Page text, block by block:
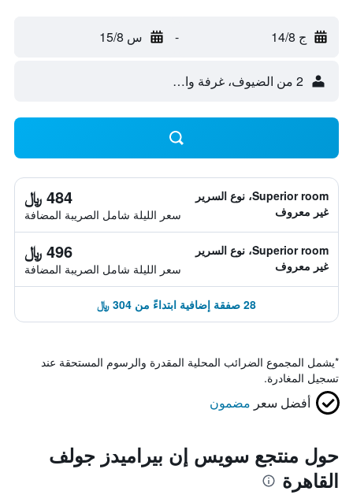
ج 14/8 - س 15/8
2 من الضيوف، غرفة واحدة
Superior room، نوع السرير
غير معروف
484 ﷼
سعر الليلة شامل الصريبة المضافة
Superior room، نوع السرير
غير معروف
496 ﷼
سعر الليلة شامل الصريبة المضافة
28 صفقة إضافية ابتداءً من 304 ﷼
*يشمل المجموع الضرائب المحلية المقدرة والرسوم المستحقة عند
تسجيل المغادرة.
أفضل سعر مضمون
حول منتجع سويس إن بيراميدز جولف
القاهرة